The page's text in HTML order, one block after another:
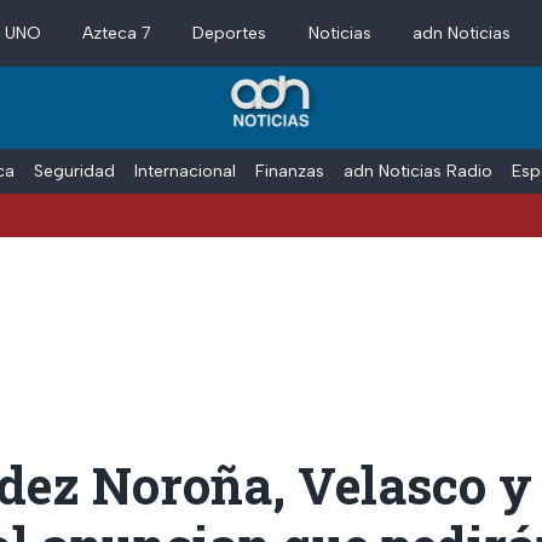
Azteca 7 Deportes Noticias adn Noticias
Seguridad Internacional Finanzas adn Noticias Radio
Noroña, Velasco y